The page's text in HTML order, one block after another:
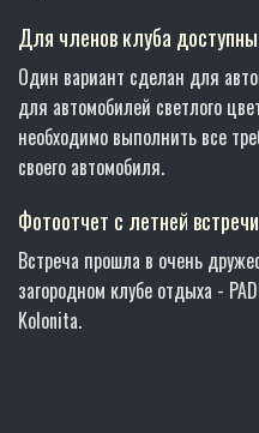
Для членов клуба
Один вариант сделан для
для автомобилей светлого
необходимо выполнить все
своего автомобиля.
Фотоотчет с летней
Встреча прошла в очень
загородном клубе отдыха -
Kolonita.